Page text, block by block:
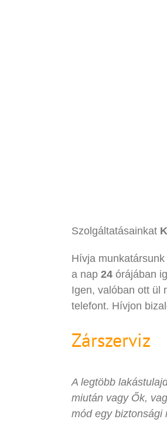
Szolgáltatásainkat
Hívja
a nap 24 órájában
Igen, valóban ott ül
telefont. Hívjon
Zárszerviz
A legtöbb
miután vagy Ők,
mód egy biztonsági